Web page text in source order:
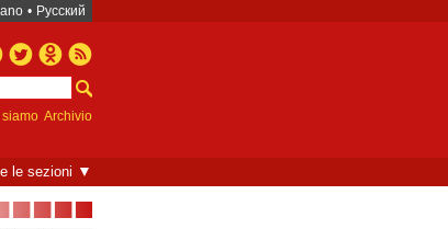
• Русский
Archivio
le sezioni ▼